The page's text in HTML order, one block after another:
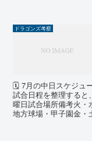
ドラゴンズ考察
🗓 7月の中日スケジュ
試合日程を整理すると
曜日試合場所備考火・
地方球場・甲子園金・